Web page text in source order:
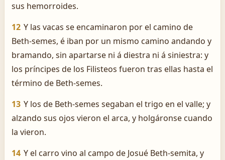
sus hemorroides.
12 Y las vacas se encaminaron por el camino de
Beth-semes, é iban por un mismo camino andando y
bramando, sin apartarse ni á diestra ni á siniestra: y
los príncipes de los Filisteos fueron tras ellas hasta el
término de Beth-semes.
13 Y los de Beth-semes segaban el trigo en el valle; y
alzando sus ojos vieron el arca, y holgáronse cuando
la vieron.
14 Y el carro vino al campo de Josué Beth-semita, y